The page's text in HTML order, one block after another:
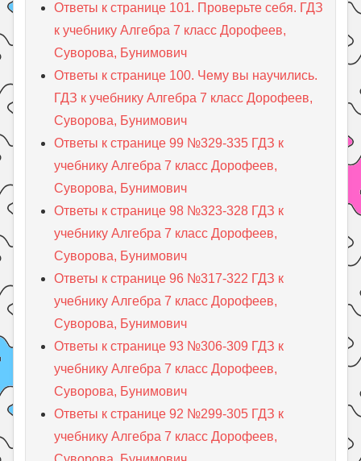
Ответы к странице 101. Проверьте себя. ГДЗ
к учебнику Алгебра 7 класс Дорофеев,
Суворова, Бунимович
Ответы к странице 100. Чему вы научились.
ГДЗ к учебнику Алгебра 7 класс Дорофеев,
Суворова, Бунимович
Ответы к странице 99 №329-335 ГДЗ к
учебнику Алгебра 7 класс Дорофеев,
Суворова, Бунимович
Ответы к странице 98 №323-328 ГДЗ к
учебнику Алгебра 7 класс Дорофеев,
Суворова, Бунимович
Ответы к странице 96 №317-322 ГДЗ к
учебнику Алгебра 7 класс Дорофеев,
Суворова, Бунимович
Ответы к странице 93 №306-309 ГДЗ к
учебнику Алгебра 7 класс Дорофеев,
Суворова, Бунимович
Ответы к странице 92 №299-305 ГДЗ к
учебнику Алгебра 7 класс Дорофеев,